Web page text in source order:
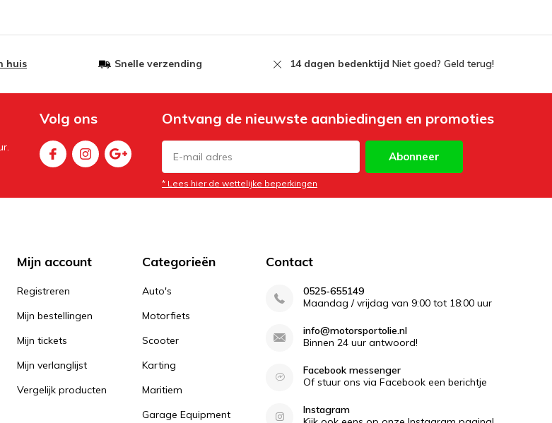
huis Snelle verzending 14 dagen bedenktijd Niet goed? Geld terug!
Volg ons Ontvang de nieuwste aanbiedingen en promoties
Abonneer
* Lees hier de wettelijke beperkingen
Mijn account
Registreren
Mijn bestellingen
Mijn tickets
Mijn verlanglijst
Vergelijk producten
Categorieën
Auto's
Motorfiets
Scooter
Karting
Maritiem
Garage Equipment
Contact
0525-655149
Maandag / vrijdag van 9:00 tot 18:00 uur
info@motorsportolie.nl
Binnen 24 uur antwoord!
Facebook messenger
Of stuur ons via Facebook een berichtje
Instagram